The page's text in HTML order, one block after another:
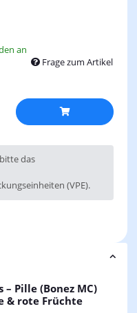
an
Frage zum Artikel
das
(VPE).
– Pille (Bonez MC)
& rote Früchte